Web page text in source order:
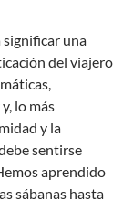
significar una
del viajero
lo más
y la
sentirse
aprendido
sábanas hasta